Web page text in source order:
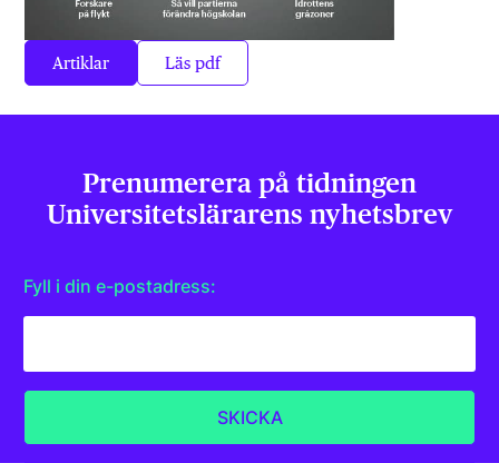
Artiklar Läs pdf
Prenumerera på tidningen
Universitets­lärarens nyhetsbrev
Fyll i din e-postadress: